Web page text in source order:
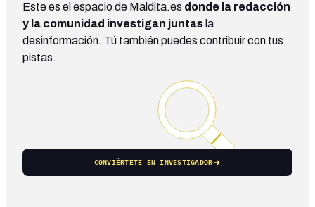
Este es el espacio de Maldita.es donde la redacción
y la comunidad investigan juntas la
desinformación. Tú también puedes contribuir con tus
pistas.
CONVIÉRTETE EN INVESTIGADOR